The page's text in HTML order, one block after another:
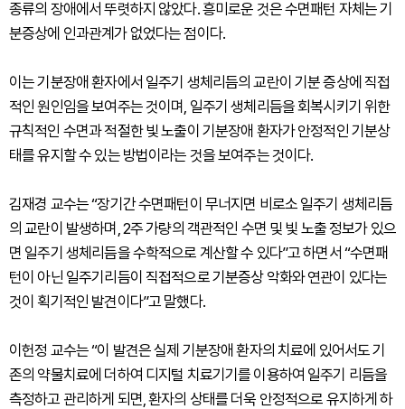
종류의 장애에서 뚜렷하지 않았다. 흥미로운 것은 수면패턴 자체는 기
분증상에 인과관계가 없었다는 점이다.
이는 기분장애 환자에서 일주기 생체리듬의 교란이 기분 증상에 직접
적인 원인임을 보여주는 것이며, 일주기 생체리듬을 회복시키기 위한
규칙적인 수면과 적절한 빛 노출이 기분장애 환자가 안정적인 기분상
태를 유지할 수 있는 방법이라는 것을 보여주는 것이다.
김재경 교수는 “장기간 수면패턴이 무너지면 비로소 일주기 생체리듬
의 교란이 발생하며, 2주 가량의 객관적인 수면 및 빛 노출 정보가 있으
면 일주기 생체리듬을 수학적으로 계산할 수 있다”고 하면서 “수면패
턴이 아닌 일주기리듬이 직접적으로 기분증상 악화와 연관이 있다는
것이 획기적인 발견이다”고 말했다.
이헌정 교수는 “이 발견은 실제 기분장애 환자의 치료에 있어서도 기
존의 약물치료에 더하여 디지털 치료기기를 이용하여 일주기 리듬을
측정하고 관리하게 되면, 환자의 상태를 더욱 안정적으로 유지하게 하